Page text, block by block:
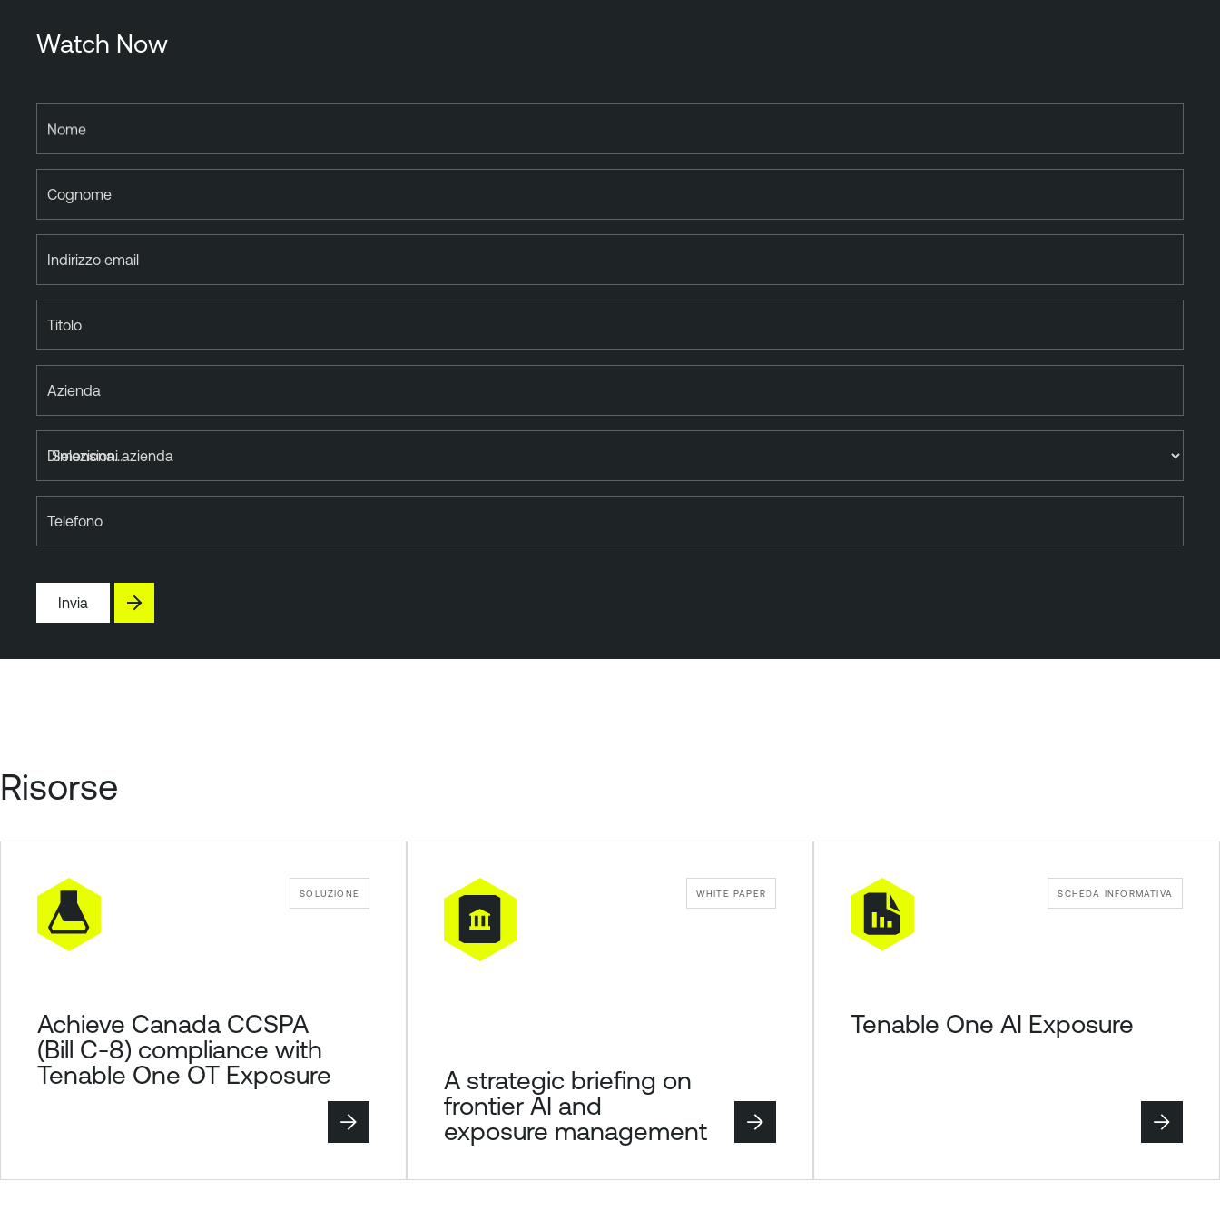
Watch Now
Nome
Cognome
Indirizzo email
Titolo
Azienda
Dimensioni azienda
Telefono
Invia
Risorse
SOLUZIONE
Achieve Canada CCSPA
(Bill C-8) compliance with
Tenable One OT Exposure
WHITE PAPER
A strategic briefing on
frontier AI and
exposure management
SCHEDA INFORMATIVA
Tenable One AI Exposure